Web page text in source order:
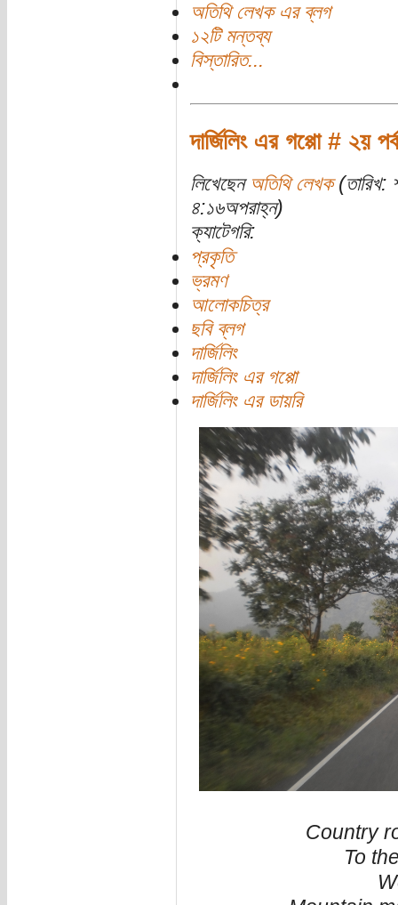
অতিথি লেখক এর ব্লগ
১২টি মন্তব্য
বিস্তারিত...
দার্জিলিং এর গপ্পো # ২য়
লিখেছেন অতিথি লেখক(তারিখ:
৪:১৬অপরাহ্ন)
ক্যাটেগরি:
প্রকৃতি
ভ্রমণ
আলোকচিত্র
ছবি ব্লগ
দার্জিলিং
দার্জিলিং এর গপ্পো
দার্জিলিং এর ডায়রি
Country
To